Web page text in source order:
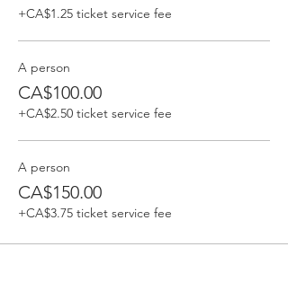
+CA$1.25 ticket service fee
A person
CA$100.00
+CA$2.50 ticket service fee
A person
CA$150.00
+CA$3.75 ticket service fee